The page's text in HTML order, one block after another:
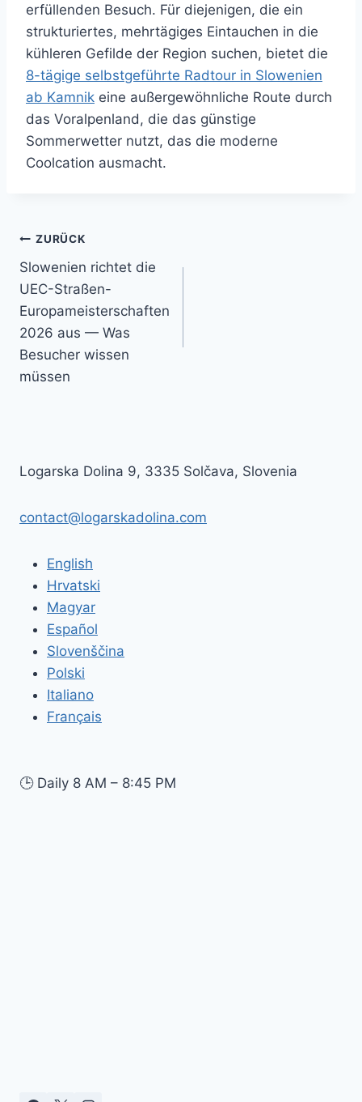
erfüllenden Besuch. Für diejenigen, die ein
strukturiertes, mehrtägiges Eintauchen in die
kühleren Gefilde der Region suchen, bietet die
8-tägige selbstgeführte Radtour in Slowenien
ab Kamnik eine außergewöhnliche Route durch
das Voralpenland, die das günstige
Sommerwetter nutzt, das die moderne
Coolcation ausmacht.
Beitragsnavigation
ZURÜCK
Slowenien richtet die
UEC-Straßen-
Europameisterschaften
2026 aus — Was
Besucher wissen
müssen
Logarska Dolina 9, 3335 Solčava, Slovenia
contact@logarskadolina.com
English
Hrvatski
Magyar
Español
Slovenščina
Polski
Italiano
Français
🕒 Daily 8 AM – 8:45 PM